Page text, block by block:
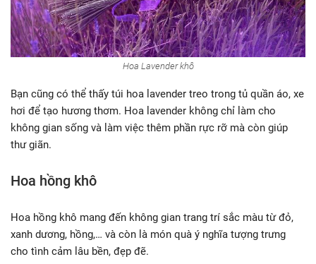
Hoa Lavender khô
Bạn cũng có thể thấy túi hoa lavender treo trong tủ quần áo, xe
hơi để tạo hương thơm. Hoa lavender không chỉ làm cho
không gian sống và làm việc thêm phần rực rỡ mà còn giúp
thư giãn.
Hoa hồng khô
Hoa hồng khô mang đến không gian trang trí sắc màu từ đỏ,
xanh dương, hồng,… và còn là món quà ý nghĩa tượng trưng
cho tình cảm lâu bền, đẹp đẽ.